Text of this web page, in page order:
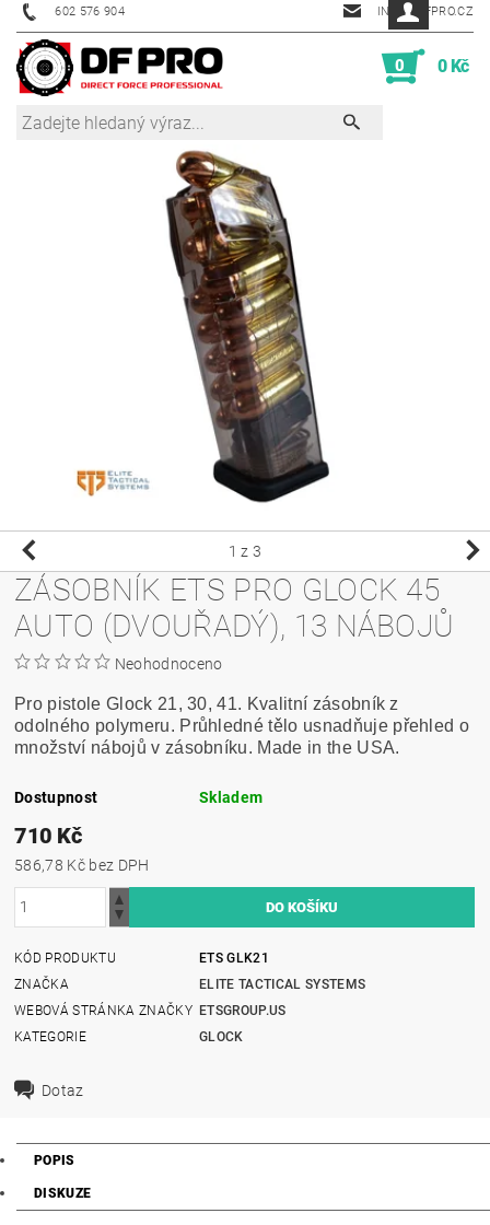
602 576 904 INFO@DFPRO.CZ
0 0 Kč
1 z 3
ZÁSOBNÍK ETS PRO GLOCK 45
AUTO (DVOUŘADÝ), 13 NÁBOJŮ
Neohodnoceno
Pro pistole Glock 21, 30, 41. Kvalitní zásobník z
odolného polymeru. Průhledné tělo usnadňuje přehled o
množství nábojů v zásobníku. Made in the USA.
Dostupnost Skladem
710 Kč
586,78 Kč bez DPH
KÓD PRODUKTU
ETS GLK21
ZNAČKA
ELITE TACTICAL SYSTEMS
WEBOVÁ STRÁNKA ZNAČKY ETSGROUP.US
KATEGORIE
GLOCK
Dotaz
POPIS
DISKUZE